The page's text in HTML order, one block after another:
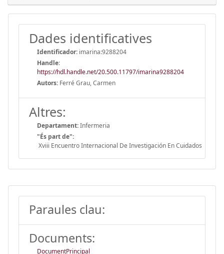
Dades identificatives
Identificador: imarina:9288204
Handle:
https://hdl.handle.net/20.500.11797/imarina9288204
Autors: Ferré Grau, Carmen
Altres:
Departament:Infermeria
"És part de":
Xviii Encuentro Internacional De Investigación En Cuidados
Paraules clau:
Documents:
DocumentPrincipal